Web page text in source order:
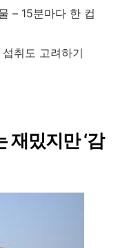
– 15분마다 한 컵
취도 고려하기
재밌지만 ‘감